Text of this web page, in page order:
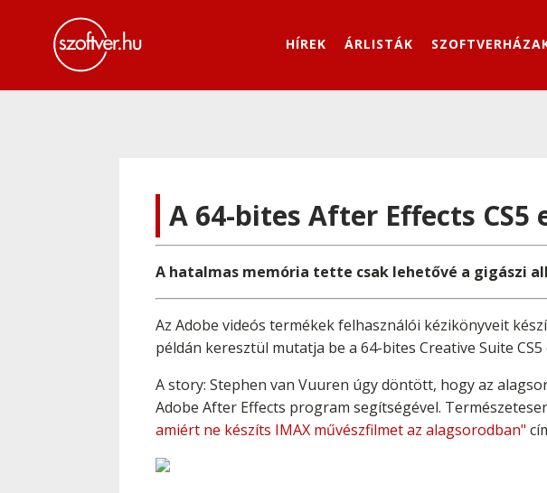
HÍREK ÁRLISTÁK
A 64-bites After Effects CS5
A hatalmas memória tette csak lehetővé a gigászi
Az Adobe videós termékek felhasználói kézikönyveit
példán keresztül mutatja be a 64-bites Creative Suite
A story: Stephen van Vuuren úgy döntött, hogy az
Adobe After Effects program segítségével.
amiért ne készíts IMAX művészfilmet az alagsorodban"